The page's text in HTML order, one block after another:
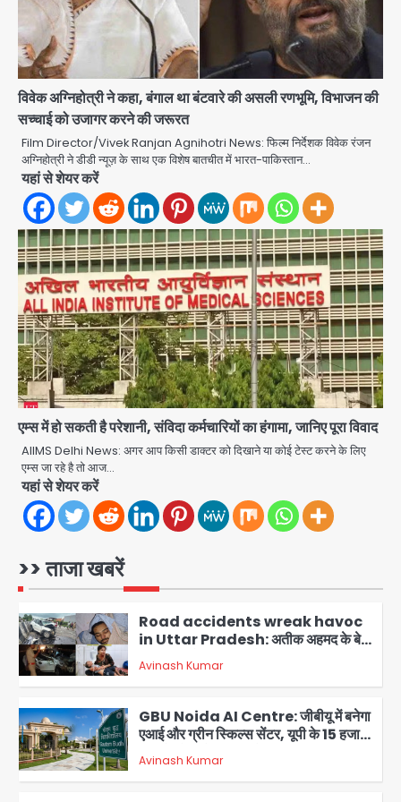
विवेक अग्निहोत्री ने कहा, बंगाल था बंटवारे की असली रणभूमि, विभाजन की
सच्चाई को उजागर करने की जरूरत
Film Director/Vivek Ranjan Agnihotri News: फिल्म निर्देशक विवेक रंजन
अग्निहोत्री ने डीडी न्यूज़ के साथ एक विशेष बातचीत में भारत-पाकिस्तान…
यहां से शेयर करें
एम्स में हो सकती है परेशानी, संविदा कर्मचारियों का हंगामा, जानिए पूरा विवाद
AIIMS Delhi News: अगर आप किसी डाक्टर को दिखाने या कोई टेस्ट करने के लिए
एम्स जा रहे है तो आज…
यहां से शेयर करें
>> ताजा खबरें
2
Road accidents wreak havoc
in Uttar Pradesh: अतीक अहमद के बेटे
तीन की जान गई
Avinash Kumar
3
GBU Noida AI Centre: जीबीयू में बनेगा
एआई और ग्रीन स्किल्स सेंटर, यूपी के 15 हजार
युवाओं को मिलेगा फ्री ट्रेनिंग
Avinash Kumar
4
Noida Airport Elevated
Expressway: 50 किमी लंबे एलिवेटेड
एक्सप्रेसवे से दिल्ली-हरियाणा से सीधे जुड़ेगा
नोएडा एयरपोर्ट, 4000 करोड़ रुपये की लागत
से बनेगा 6-लेन एक्सप्रेसवे
मोहम्मद इमरान
5
Heavy rains wreak havoc in
Uttarakhand: भूस्खलन से यमुनोत्री,
के निशान के पार
1
Air India Flight Turbulence: हवा
2
Road accidents wreak havoc
in Uttar Pradesh: अतीक अहमद के बेटे
अबान की मौत, हमीरपुर में बस-टैंकर भिड़ंत में
तीन की जान गई
Avinash Kumar
3
GBU Noida AI Centre: जीबीयू में बनेगा
एआई और ग्रीन स्किल्स सेंटर, यूपी के 15 हजार
युवाओं को मिलेगा फ्री ट्रेनिंग
Avinash Kumar